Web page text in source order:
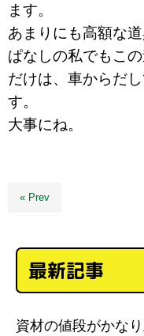
ます。
あまりにも高額な
ぱなしの私でもこ
だけは、車からだ
す。
大事にね。
« Prev
最新記事
資材の値段がかな